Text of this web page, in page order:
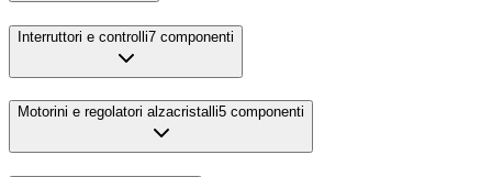
Interruttori e controlli7 componenti
Motorini e regolatori alzacristalli5 componenti